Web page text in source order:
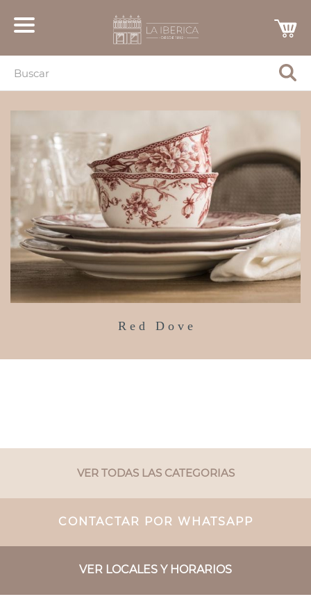
R e d D o v e
VER TODAS LAS CATEGORIAS
CONTACTAR POR WHATSAPP
VER LOCALES Y HORARIOS